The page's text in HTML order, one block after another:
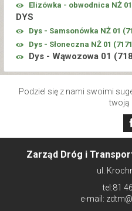
Elizówka - obwodnica NŻ
DYS
Dys - Samsonówka NŻ 01 (
Dys - Słoneczna NŻ 01 (7171
Dys - Wąwozowa 01 (
Podziel się z nami swoimi
twoją
Zarząd Dróg i
ul.
tel:81
e-mail: